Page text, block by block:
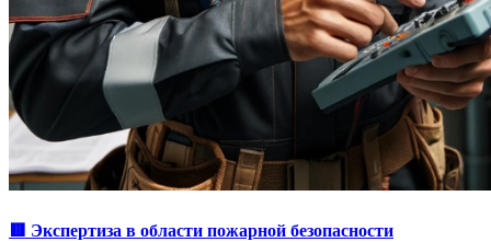
🟥 Экспертиза в области пожарной безопасности